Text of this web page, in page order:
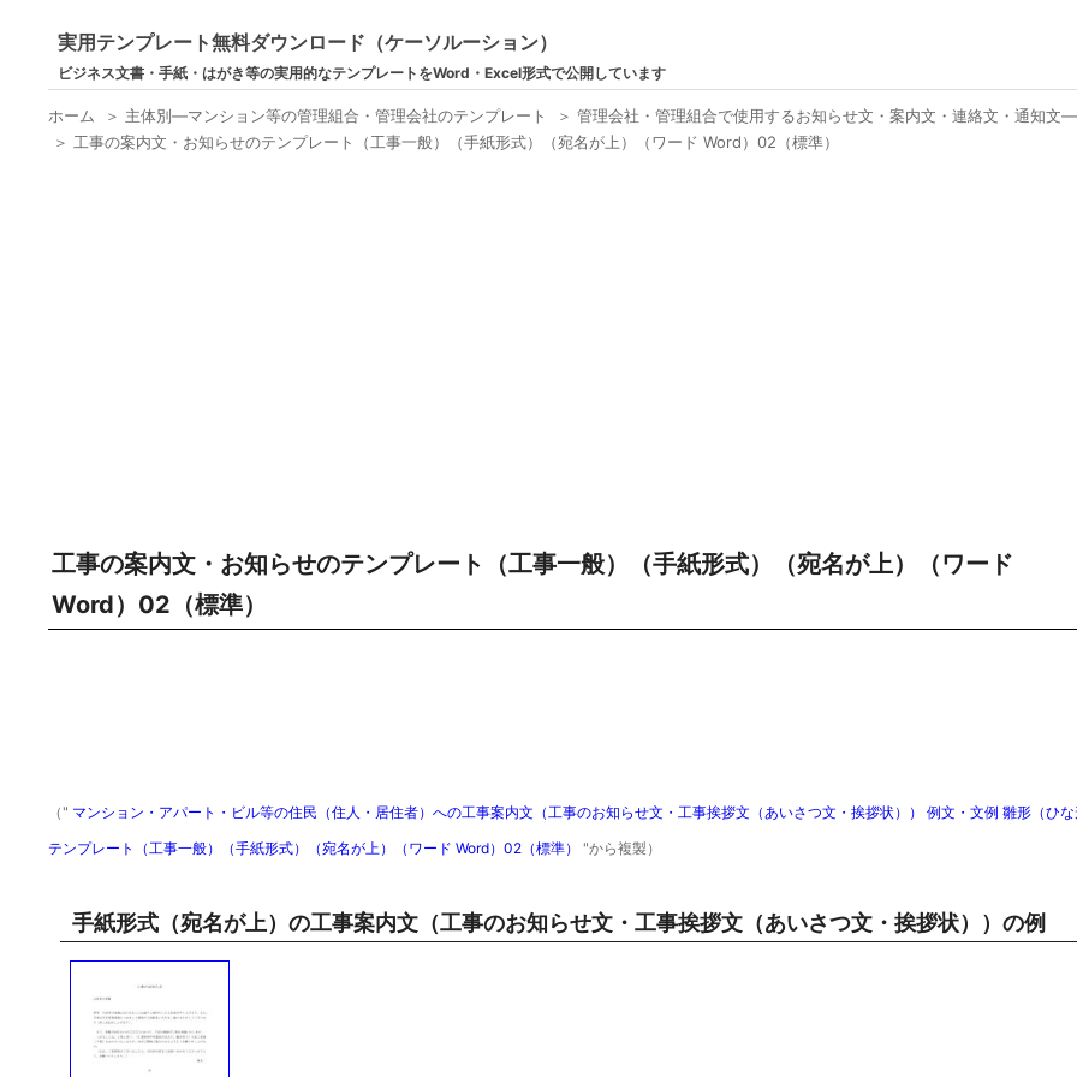
実用テンプレート無料ダウンロード（ケーソルーション）
ビジネス文書・手紙・はがき等の実用的なテンプレートをWord・Excel形式で公開しています
ホーム ＞ 主体別―マンション等の管理組合・管理会社のテンプレート ＞管理会社・管理組合で使用するお知らせ文・案内文・連絡文・通知
＞ 工事の案内文・お知らせのテンプレート（工事一般）（手紙形式）（宛名が上）（ワード Word）02（標準）
工事の案内文・お知らせのテンプレート（工事一般）（手紙形式）（宛名が上）（ワード
Word）02（標準）
（" マンション・アパート・ビル等の住民（住人・居住者）への工事案内文（工事のお知らせ文・工事挨拶文（あいさつ文・挨拶状）） 例文・文例 雛形（ひ
テンプレート（工事一般）（手紙形式）（宛名が上）（ワード Word）02（標準）"から複製）
手紙形式（宛名が上）の工事案内文（工事のお知らせ文・工事挨拶文（あいさつ文・挨拶状））の例